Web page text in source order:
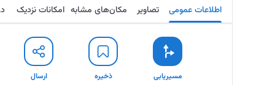
اطلاعات عمومی تصاویر مکان‌های مشابه امکانات نزدیک
مسیریابی ذخیره ارسال